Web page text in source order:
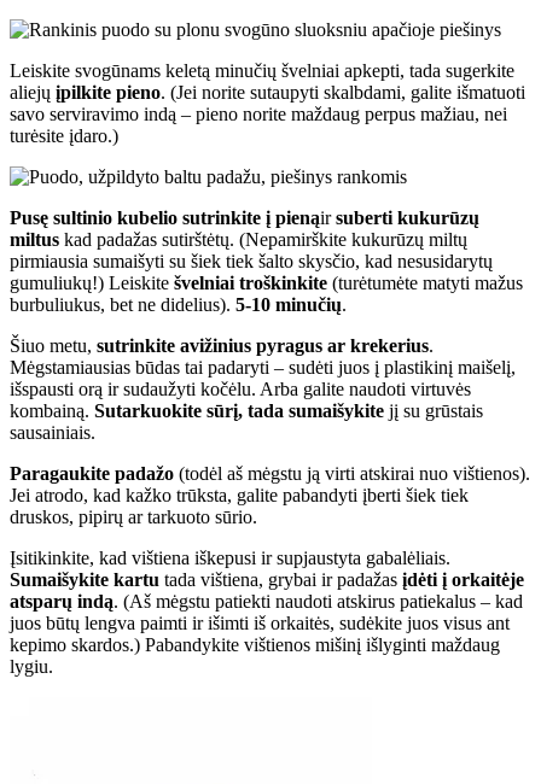
Leiskite svogūnams keletą minučių švelniai apkepti, tada sugerkite
aliejų įpilkite pieno. (Jei norite sutaupyti skalbdami, galite išmatuoti
savo serviravimo indą – pieno norite maždaug perpus mažiau, nei
turėsite įdaro.)
Pusę sultinio kubelio sutrinkite į pienąirsuberti kukurūzų
miltus kad padažas sutirštėtų. (Nepamirškite kukurūzų miltų
pirmiausia sumaišyti su šiek tiek šalto skysčio, kad nesusidarytų
gumuliukų!) Leiskite švelniai troškinkite (turėtumėte matyti mažus
burbuliukus, bet ne didelius). 5-10 minučių.
Šiuo metu, sutrinkite avižinius pyragus ar krekerius.
Mėgstamiausias būdas tai padaryti – sudėti juos į plastikinį maišelį,
išspausti orą ir sudaužyti kočėlu. Arba galite naudoti virtuvės
kombainą. Sutarkuokite sūrį, tada sumaišykite jį su grūstais
sausainiais.
Paragaukite padažo (todėl aš mėgstu ją virti atskirai nuo vištienos).
Jei atrodo, kad kažko trūksta, galite pabandyti įberti šiek tiek
druskos, pipirų ar tarkuoto sūrio.
Įsitikinkite, kad vištiena iškepusi ir supjaustyta gabalėliais.
Sumaišykite kartu tada vištiena, grybai ir padažas įdėti į orkaitėje
atsparų indą. (Aš mėgstu patiekti naudoti atskirus patiekalus – kad
juos būtų lengva paimti ir išimti iš orkaitės, sudėkite juos visus ant
kepimo skardos.) Pabandykite vištienos mišinį išlyginti maždaug
lygiu.